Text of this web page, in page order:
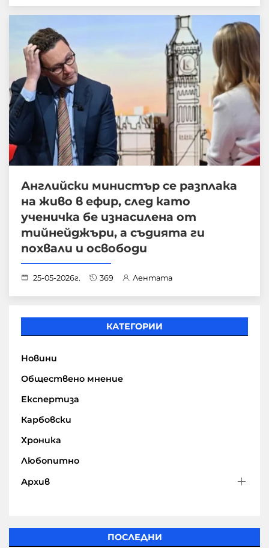
Английски министър се разплака
на живо в ефир, след като
ученичка бе изнасилена от
тийнейджъри, а съдията ги
похвали и освободи
25-05-2026г. 369 Лентата
КАТЕГОРИИ
Новини
Обществено мнение
Експертиза
Карбовски
Хроника
Любопитно
Архив
ПОСЛЕДНИ